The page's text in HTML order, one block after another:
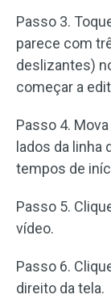
Passo 3.
parece com
deslizantes)
começar a
Passo 4.
lados da linha
tempos de
Passo 5.
vídeo.
Passo 6.
direito da tela.